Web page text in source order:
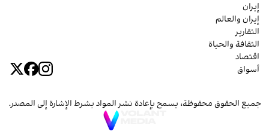
إيران
إيران والعالم
التقارير
الثقافة والحياة
اقتصاد
أسواق
جميع الحقوق محفوظة، يسمح بإعادة نشر المواد بشرط الإشارة إلى المصدر.